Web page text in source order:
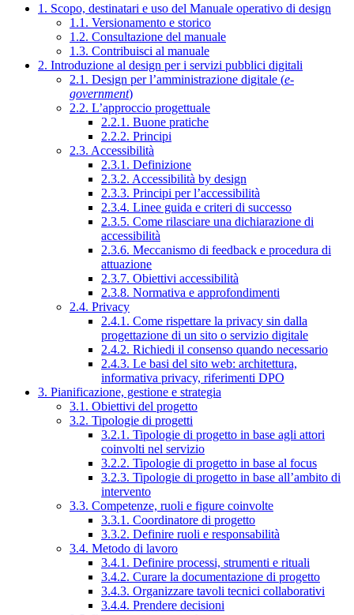
1. Scopo, destinatari e uso del Manuale operativo di design
1.1. Versionamento e storico
1.2. Consultazione del manuale
1.3. Contribuisci al manuale
2. Introduzione al design per i servizi pubblici digitali
2.1. Design per l’amministrazione digitale (e-
government)
2.2. L’approccio progettuale
2.2.1. Buone pratiche
2.2.2. Principi
2.3. Accessibilità
2.3.1. Definizione
2.3.2. Accessibilità by design
2.3.3. Principi per l’accessibilità
2.3.4. Linee guida e criteri di successo
2.3.5. Come rilasciare una dichiarazione di
accessibilità
2.3.6. Meccanismo di feedback e procedura di
attuazione
2.3.7. Obiettivi accessibilità
2.3.8. Normativa e approfondimenti
2.4. Privacy
2.4.1. Come rispettare la privacy sin dalla
progettazione di un sito o servizio digitale
2.4.2. Richiedi il consenso quando necessario
2.4.3. Le basi del sito web: architettura,
informativa privacy, riferimenti DPO
3. Pianificazione, gestione e strategia
3.1. Obiettivi del progetto
3.2. Tipologie di progetti
3.2.1. Tipologie di progetto in base agli attori
coinvolti nel servizio
3.2.2. Tipologie di progetto in base al focus
3.2.3. Tipologie di progetto in base all’ambito di
intervento
3.3. Competenze, ruoli e figure coinvolte
3.3.1. Coordinatore di progetto
3.3.2. Definire ruoli e responsabilità
3.4. Metodo di lavoro
3.4.1. Definire processi, strumenti e rituali
3.4.2. Curare la documentazione di progetto
3.4.3. Organizzare tavoli tecnici collaborativi
3.4.4. Prendere decisioni